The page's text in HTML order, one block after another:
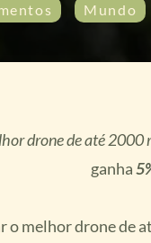
Mundo
drone de até 2000
ganha
o melhor drone de